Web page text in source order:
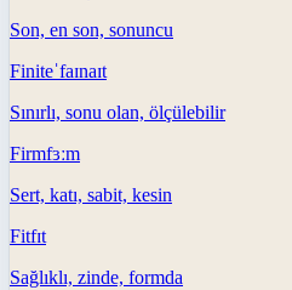
Son, en son, sonuncu
Finiteˈfaɪnaɪt
Sınırlı, sonu olan, ölçülebilir
Firmfɜːm
Sert, katı, sabit, kesin
Fitfɪt
Sağlıklı, zinde, formda